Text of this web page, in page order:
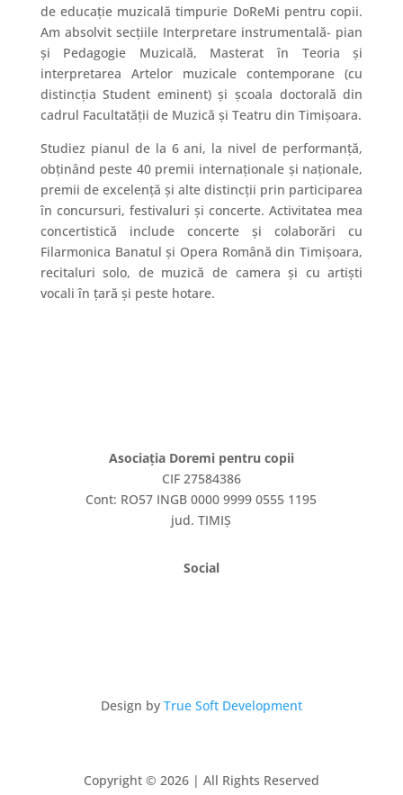
de educație muzicală timpurie DoReMi pentru copii.
Am absolvit secțiile Interpretare instrumentală- pian
și Pedagogie Muzicală, Masterat în Teoria și
interpretarea Artelor muzicale contemporane (cu
distincția Student eminent) și școala doctorală din
cadrul Facultatății de Muzică și Teatru din Timișoara.
Studiez pianul de la 6 ani, la nivel de performanță,
obținând peste 40 premii internaționale și naționale,
premii de excelență și alte distincții prin participarea
în concursuri, festivaluri și concerte. Activitatea mea
concertistică include concerte și colaborări cu
Filarmonica Banatul și Opera Română din Timișoara,
recitaluri solo, de muzică de camera și cu artiști
vocali în țară și peste hotare.
Asociația Doremi pentru copii
CIF 27584386
Cont: RO57 INGB 0000 9999 0555 1195
jud. TIMIȘ
Social
Design by True Soft Development
Copyright © 2026 | All Rights Reserved